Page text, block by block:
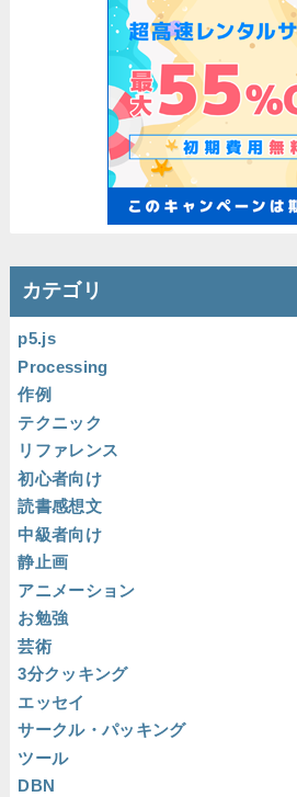
カテゴリ
p5.js
Processing
作例
テクニック
リファレンス
初心者向け
読書感想文
中級者向け
静止画
アニメーション
お勉強
芸術
3分クッキング
エッセイ
サークル・パッキング
ツール
DBN